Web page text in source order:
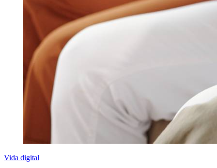
Vida digital